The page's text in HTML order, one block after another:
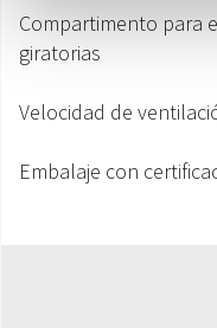
Compartimento para
giratorias
Velocidad de
Embalaje con